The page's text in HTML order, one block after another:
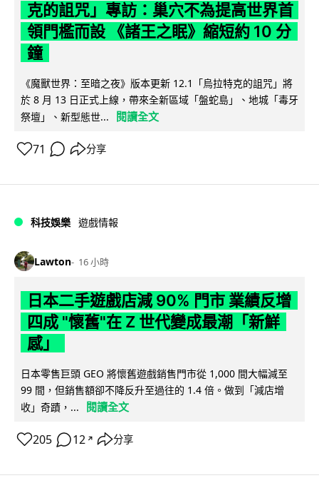
克的詛咒」專訪：巢穴不為提高世界首
領門檻而設 《諸王之眠》縮短約 10 分
鐘
《魔獸世界：至暗之夜》版本更新 12.1「烏拉特克的詛咒」將
於 8 月 13 日正式上線，帶來全新區域「盤蛇島」、地城「毒牙
祭壇」、新型態世...
閱讀全文
71 分享
科技娛樂 遊戲情報
Lawton 16 小時
日本二手遊戲店減 90% 門市 業績反增
四成 "懷舊"在 Z 世代變成最潮「新鮮
感」
日本零售巨頭 GEO 將懷舊遊戲銷售門市從 1,000 間大幅減至
99 間，但銷售額卻不降反升至過往的 1.4 倍。做到「減店增
收」奇蹟，...
閱讀全文
205 12 ↗ 分享